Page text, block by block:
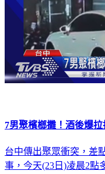
7男聚檳榔攤！酒後爆
台中傳出聚眾衝突，差
事，今天(23日)凌晨2點